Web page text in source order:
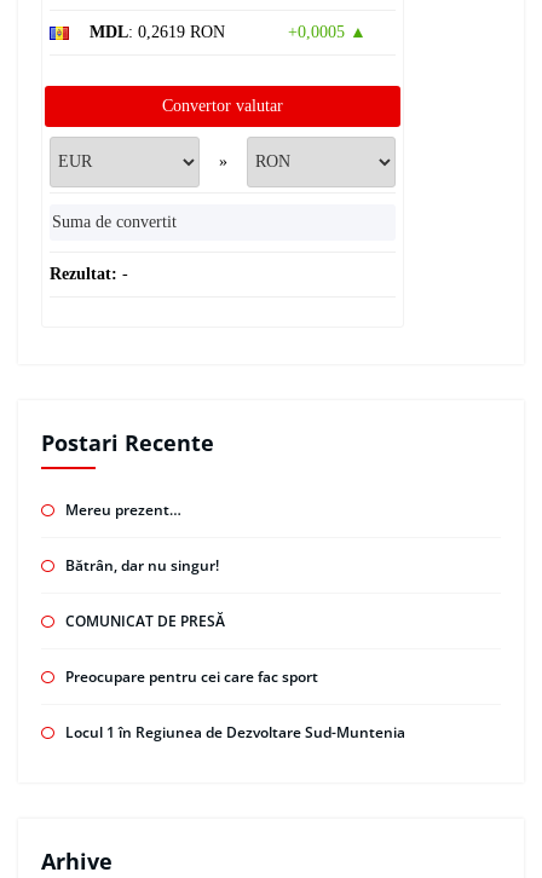
MDL: 0,2619 RON +0,0005 ▲
Convertor valutar
»
Rezultat: -
Postari Recente
Mereu prezent…
Bătrân, dar nu singur!
COMUNICAT DE PRESĂ
Preocupare pentru cei care fac sport
Locul 1 în Regiunea de Dezvoltare Sud-Muntenia
Arhive